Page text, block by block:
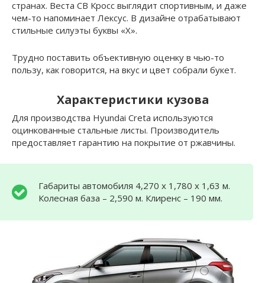
странах. Веста СВ Кросс выглядит спортивным, и даже
чем-то напоминает Лексус. В дизайне отрабатывают
стильные силуэты буквы «Х».
Трудно поставить объективную оценку в чью-то
пользу, как говорится, на вкус и цвет собрали букет.
Характеристики кузова
Для производства Hyundai Creta используются
оцинкованные стальные листы. Производитель
предоставляет гарантию на покрытие от ржавчины.
Габариты автомобиля 4,270 х 1,780 х 1,63 м.
Колесная база – 2,590 м. Клиренс – 190 мм.